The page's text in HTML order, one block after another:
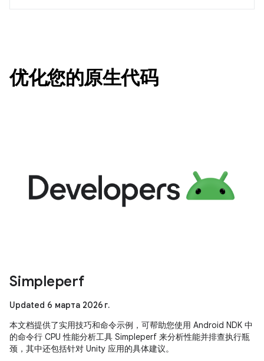
优化您的原生代码
Simpleperf
Updated 6 марта 2026 г.
本文档提供了实用技巧和命令示例，可帮助您使用 Android NDK 中
的命令行 CPU 性能分析工具 Simpleperf 来分析性能并排查执行瓶
颈，其中还包括针对 Unity 应用的具体建议。